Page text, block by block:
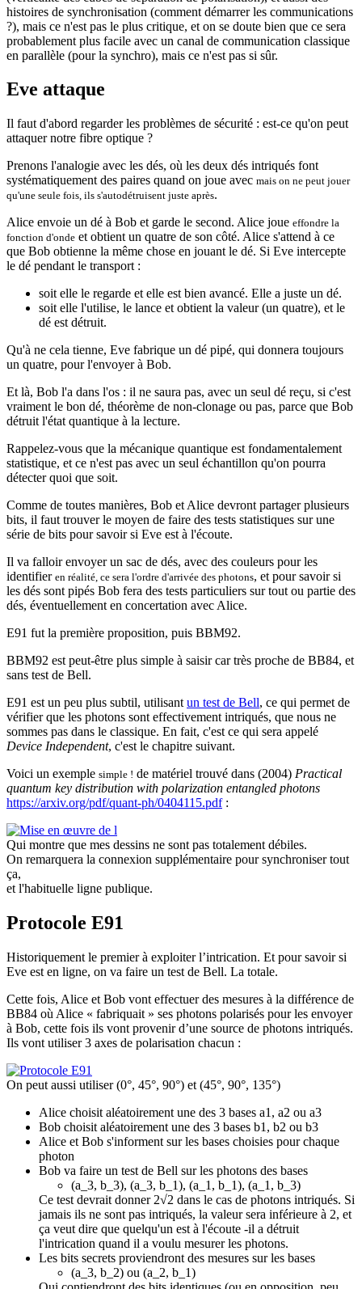
histoires de synchronisation (comment démarrer les communications
?), mais ce n'est pas le plus critique, et on se doute bien que ce sera
probablement plus facile avec un canal de communication classique
en parallèle (pour la synchro), mais ce n'est pas si sûr.
Eve attaque
Il faut d'abord regarder les problèmes de sécurité : est-ce qu'on peut
attaquer notre fibre optique ?
Prenons l'analogie avec les dés, où les deux dés intriqués font
systématiquement des paires quand on joue avec mais on ne peut jouer
qu'une seule fois, ils s'autodétruisent juste après.
Alice envoie un dé à Bob et garde le second. Alice joue effondre la
fonction d'onde et obtient un quatre de son côté. Alice s'attend à ce
que Bob obtienne la même chose en jouant le dé. Si Eve intercepte
le dé pendant le transport :
soit elle le regarde et elle est bien avancé. Elle a juste un dé.
soit elle l'utilise, le lance et obtient la valeur (un quatre), et le
dé est détruit.
Qu'à ne cela tienne, Eve fabrique un dé pipé, qui donnera toujours
un quatre, pour l'envoyer à Bob.
Et là, Bob l'a dans l'os : il ne saura pas, avec un seul dé reçu, si c'est
vraiment le bon dé, théorème de non-clonage ou pas, parce que Bob
détruit l'état quantique à la lecture.
Rappelez-vous que la mécanique quantique est fondamentalement
statistique, et ce n'est pas avec un seul échantillon qu'on pourra
détecter quoi que soit.
Comme de toutes manières, Bob et Alice devront partager plusieurs
bits, il faut trouver le moyen de faire des tests statistiques sur une
série de bits pour savoir si Eve est à l'écoute.
Il va falloir envoyer un sac de dés, avec des couleurs pour les
identifier en réalité, ce sera l'ordre d'arrivée des photons, et pour savoir si
les dés sont pipés Bob fera des tests particuliers sur tout ou partie des
dés, éventuellement en concertation avec Alice.
E91 fut la première proposition, puis BBM92.
BBM92 est peut-être plus simple à saisir car très proche de BB84, et
sans test de Bell.
E91 est un peu plus subtil, utilisant un test de Bell, ce qui permet de
vérifier que les photons sont effectivement intriqués, que nous ne
sommes pas dans le classique. En fait, c'est ce qui sera appelé
Device Independent, c'est le chapitre suivant.
Voici un exemple simple ! de matériel trouvé dans (2004) Practical
quantum key distribution with polarization entangled photons
https://arxiv.org/pdf/quant-ph/0404115.pdf:
Qui montre que mes dessins ne sont pas totalement débiles.
On remarquera la connexion supplémentaire pour synchroniser tout
ça,
et l'habituelle ligne publique.
Protocole E91
Historiquement le premier à exploiter l’intrication. Et pour savoir si
Eve est en ligne, on va faire un test de Bell. La totale.
Cette fois, Alice et Bob vont effectuer des mesures à la différence de
BB84 où Alice « fabriquait » ses photons polarisés pour les envoyer
à Bob, cette fois ils vont provenir d’une source de photons intriqués.
Ils vont utiliser 3 axes de polarisation chacun :
On peut aussi utiliser (0°, 45°, 90°) et (45°, 90°, 135°)
Alice choisit aléatoirement une des 3 bases a1, a2 ou a3
Bob choisit aléatoirement une des 3 bases b1, b2 ou b3
Alice et Bob s'informent sur les bases choisies pour chaque
photon
Bob va faire un test de Bell sur les photons des bases
(a_3, b_3), (a_3, b_1), (a_1, b_1), (a_1, b_3)
Ce test devrait donner 2√2 dans le cas de photons intriqués. Si
jamais ils ne sont pas intriqués, la valeur sera inférieure à 2, et
ça veut dire que quelqu'un est à l'écoute -il a détruit
l'intrication quand il a voulu mesurer les photons.
Les bits secrets proviendront des mesures sur les bases
(a_3, b_2) ou (a_2, b_1)